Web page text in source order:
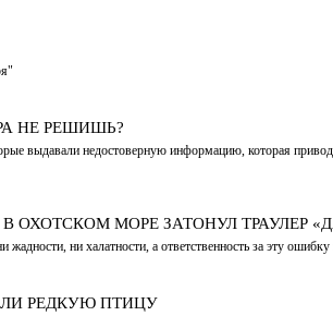
НЕ РЕШИШЬ?
выдавали недостоверную информацию, которая
ОХОТСКОМ МОРЕ ЗАТОНУЛ ТРАУЛЕР
ни халатности, а ответственность за эту ошибку
РЕДКУЮ ПТИЦУ